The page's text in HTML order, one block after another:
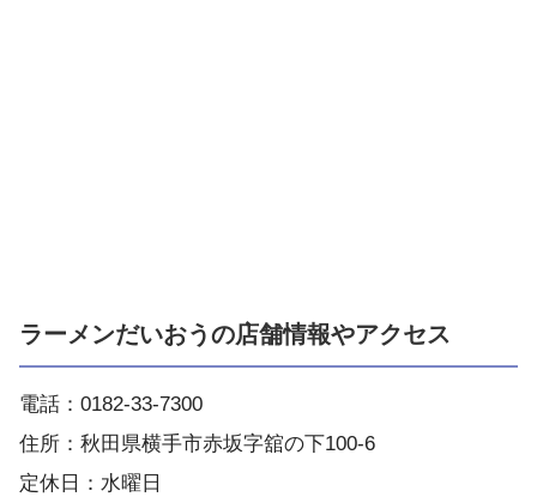
ラーメンだいおうの店舗情報やアクセス
電話：0182-33-7300
住所：秋田県横手市赤坂字舘の下100-6
定休日：水曜日